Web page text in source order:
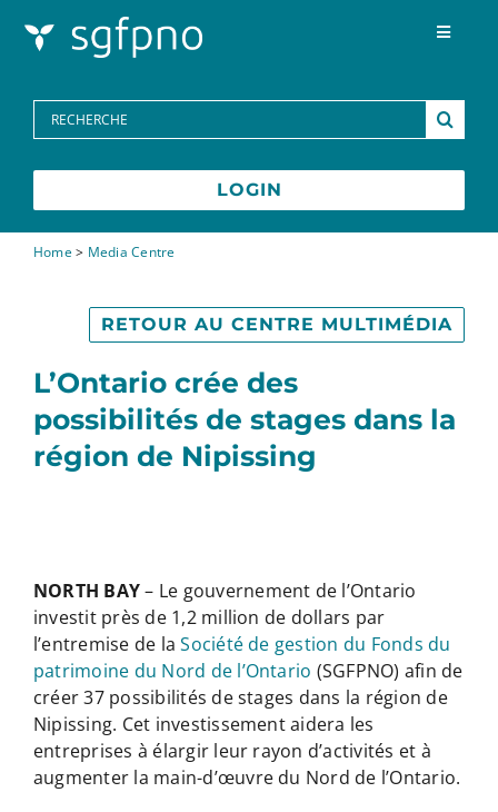
Toggle
FAQs
Contactez-nous
English
Search
for:
LOGIN
Home> Media Centre
L’Ontario crée des
possibilités de stages dans la
région de Nipissing
RETOUR AU CENTRE MULTIMÉDIA
NORTH BAY– Le gouvernement de l’Ontario
investit près de 1,2 million de dollars par
l’entremise de laSociété de gestion du Fonds du
patrimoine du Nord de l’Ontario (SGFPNO) afin de
créer 37 possibilités de stages dans la région de
Nipissing. Cet investissement aidera les
entreprises à élargir leur rayon d’activités et à
augmenter la main-d’œuvre du Nord de l’Ontario.